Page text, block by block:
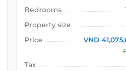
Bedrooms
Property size
Price
VND
Tax